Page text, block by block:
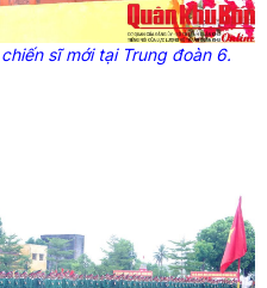
sĩ mới tại Trung đoàn 6.